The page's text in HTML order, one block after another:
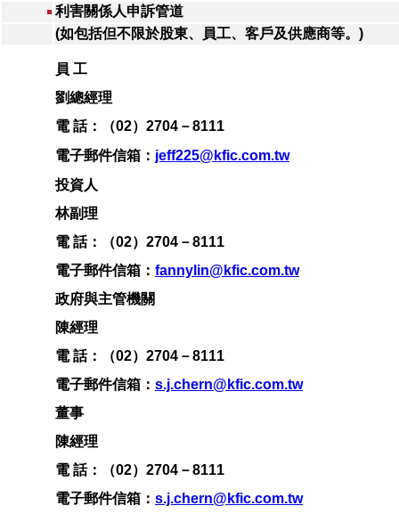
利害關係人申訴管道
(如包括但不限於股東、員工、客戶及供應商等。)
員 工
劉總經理
電 話：（02）2704－8111
電子郵件信箱： jeff225@kfic.com.tw
投資人
林副理
電 話：
（02）2704－8111
電子郵件信箱： fannylin@kfic.com.tw
政府與主管機關
陳經理
電 話：
（02）2704－8111
電子郵件信箱： s.j.chern@kfic.com.tw
董事
陳經理
電 話：
（02）2704－8111
電子郵件信箱： s.j.chern@kfic.com.tw